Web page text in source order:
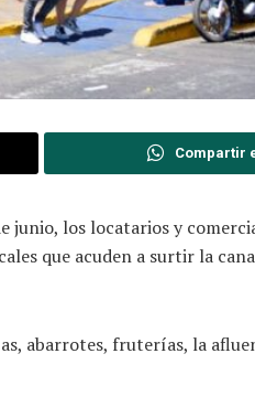
Compartir
junio, los locatarios y
que acuden a surtir la
abarrotes, fruterías, la